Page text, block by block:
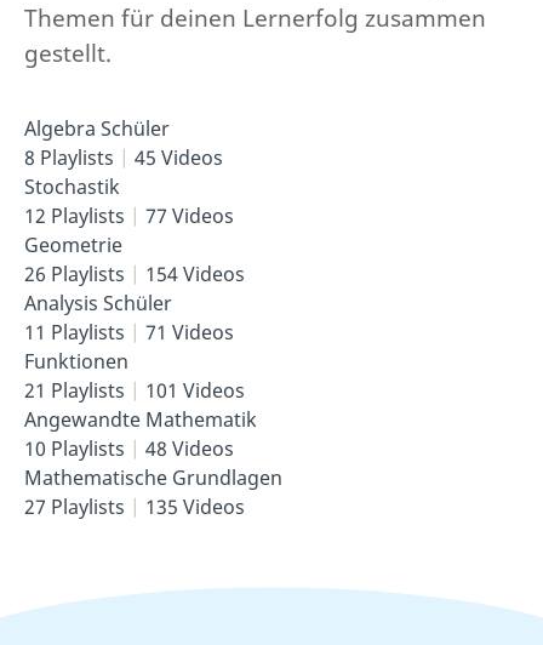
Themen für deinen Lernerfolg zusammen
gestellt.
Algebra Schüler
8 Playlists
45 Videos
Stochastik
12 Playlists
77 Videos
Geometrie
26 Playlists
154 Videos
Analysis Schüler
11 Playlists
71 Videos
Funktionen
21 Playlists
101 Videos
Angewandte Mathematik
10 Playlists
48 Videos
Mathematische Grundlagen
27 Playlists
135 Videos